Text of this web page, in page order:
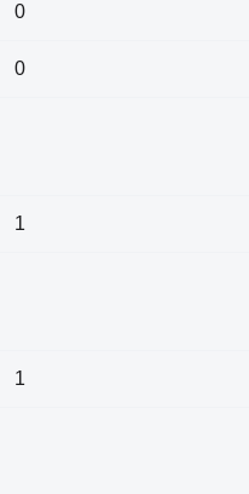
0
0
1
1